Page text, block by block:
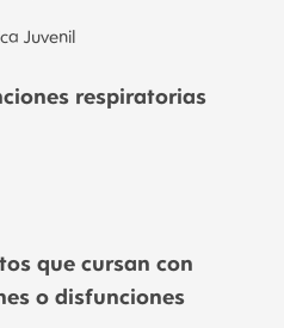
Juvenil
respiratorias
que cursan con
o disfunciones